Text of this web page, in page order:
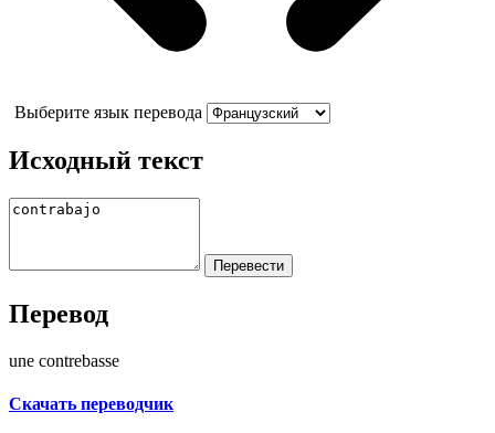
Выберите язык перевода
Исходный текст
Перевод
une contrebasse
Скачать переводчик